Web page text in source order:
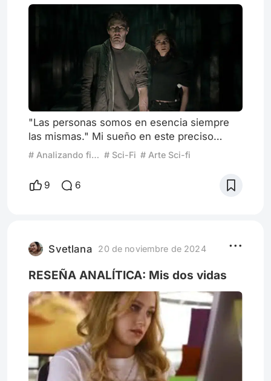
"Las personas somos en esencia siempre
las mismas." Mi sueño en este preciso
instante sería desplegar un vendaval de
boquiabiertos acerca de lo que estoy por
escribir. Pero no. No solo no estoy cerca de
menos aún sobre algo tan complejo como l
# Analizando finales # Sci-Fi # Arte Sci-fi
9 6
Svetlana 20 de noviembre de 2024
RESEÑA ANALÍTICA: Mis dos vidas